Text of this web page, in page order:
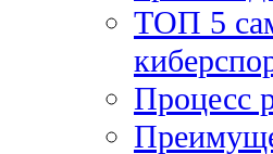
ТОП 5
Процесс